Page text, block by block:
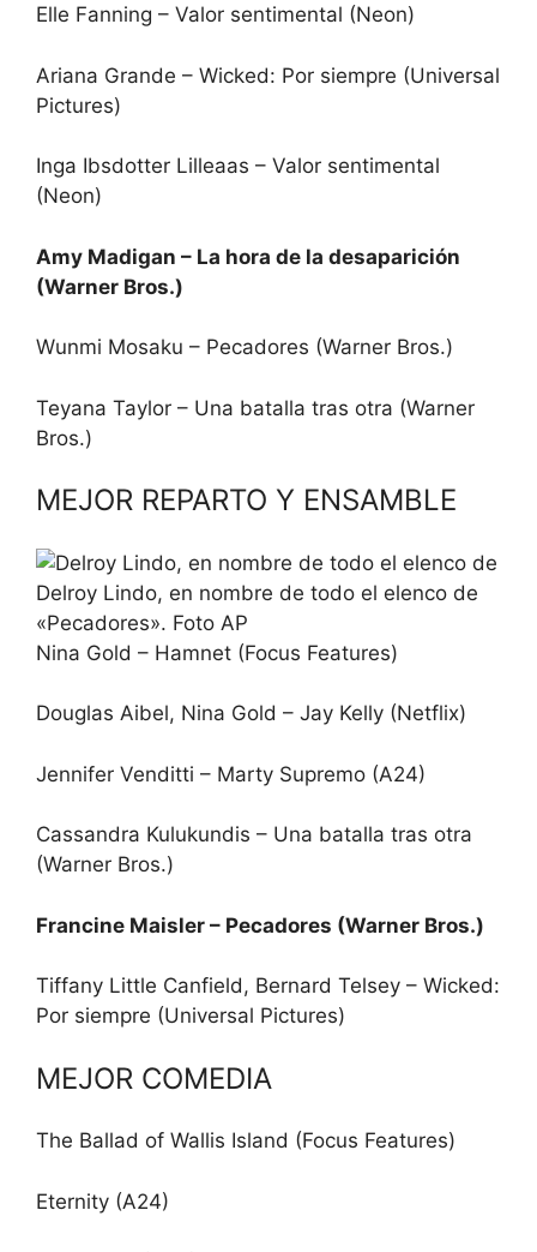
Elle Fanning – Valor sentimental (Neon)
Ariana Grande – Wicked: Por siempre (Universal
Pictures)
Inga Ibsdotter Lilleaas – Valor sentimental
(Neon)
Amy Madigan – La hora de la desaparición
(Warner Bros.)
Wunmi Mosaku – Pecadores (Warner Bros.)
Teyana Taylor – Una batalla tras otra (Warner
Bros.)
MEJOR REPARTO Y ENSAMBLE
Delroy Lindo, en nombre de todo el elenco de
«Pecadores». Foto AP
Nina Gold – Hamnet (Focus Features)
Douglas Aibel, Nina Gold – Jay Kelly (Netflix)
Jennifer Venditti – Marty Supremo (A24)
Cassandra Kulukundis – Una batalla tras otra
(Warner Bros.)
Francine Maisler – Pecadores (Warner Bros.)
Tiffany Little Canfield, Bernard Telsey – Wicked:
Por siempre (Universal Pictures)
MEJOR COMEDIA
The Ballad of Wallis Island (Focus Features)
Eternity (A24)